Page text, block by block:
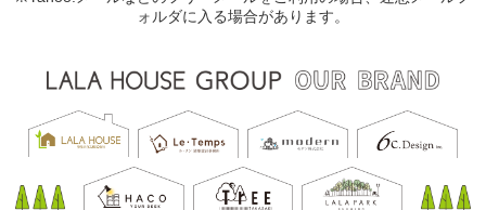
ォルダに入る場合があります。